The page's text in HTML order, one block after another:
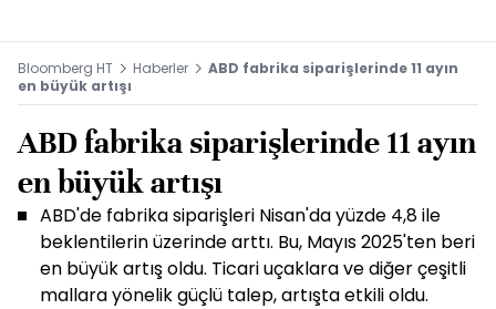
Bloomberg HT Haberler
ABD fabrika siparişlerinde 11 ayın
en büyük artışı
ABD fabrika siparişlerinde 11 ayın
en büyük artışı
ABD'de fabrika siparişleri Nisan'da yüzde 4,8 ile
beklentilerin üzerinde arttı. Bu, Mayıs 2025'ten beri
en büyük artış oldu. Ticari uçaklara ve diğer çeşitli
mallara yönelik güçlü talep, artışta etkili oldu.